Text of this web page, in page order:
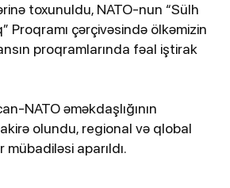
toxunuldu, NATO-nun “Sülh
Proqramı çərçivəsində ölkəmizin
proqramlarında fəal iştirak
NATO əməkdaşlığının
olundu, regional və qlobal
aparıldı.